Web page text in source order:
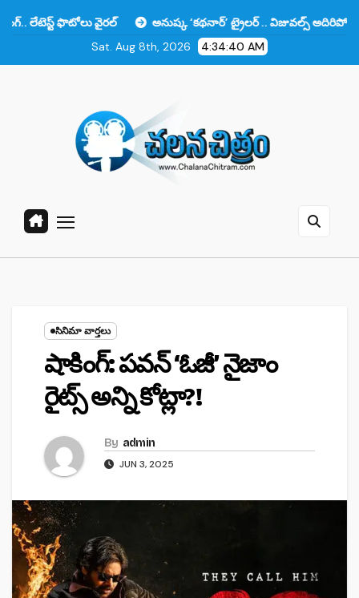
వైరల్
అనుష్క ‘కథనార్’ ట్రైలర్ .. విజువల్స్ అదిరిపోయాయి కానీ ఆ
Sat. Aug 8th, 2026
4:34:41 AM
సినిమా వార్తలు
షాకింగ్: పవన్ ‘ఓజీ’ నైజాం
రైట్స్‌ అన్ని కోట్లా?!
By admin
JUN 3, 2025